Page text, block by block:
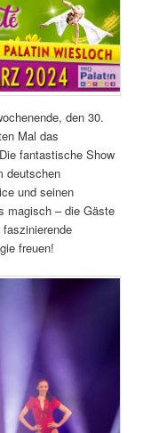
den 30.
Mal das
fantastische Show
deutschen
und seinen
magisch – die Gäste
freuen!